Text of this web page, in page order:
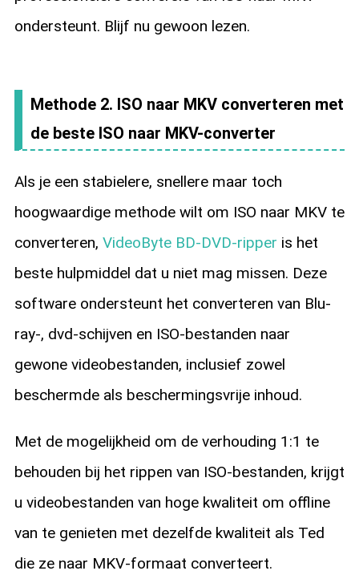
ondersteunt. Blijf nu gewoon lezen.
Methode 2. ISO naar MKV converteren met
de beste ISO naar MKV-converter
Als je een stabielere, snellere maar toch
hoogwaardige methode wilt om ISO naar MKV te
converteren, VideoByte BD-DVD-ripper is het
beste hulpmiddel dat u niet mag missen. Deze
software ondersteunt het converteren van Blu-
ray-, dvd-schijven en ISO-bestanden naar
gewone videobestanden, inclusief zowel
beschermde als beschermingsvrije inhoud.
Met de mogelijkheid om de verhouding 1:1 te
behouden bij het rippen van ISO-bestanden, krijgt
u videobestanden van hoge kwaliteit om offline
van te genieten met dezelfde kwaliteit als Ted
die ze naar MKV-formaat converteert.